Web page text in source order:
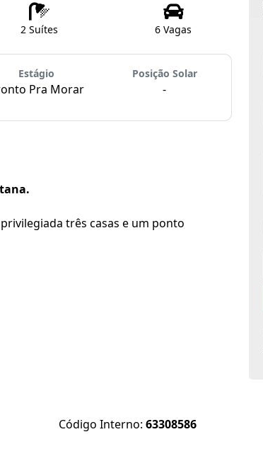
2 Suítes 6 Vagas
Estágio
Pra Morar
Posição Solar
-
três casas e um ponto
Código Interno: 63308586